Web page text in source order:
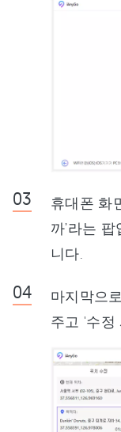
휴대폰 화
까’라는
니다.
마지막으
주고 '수정